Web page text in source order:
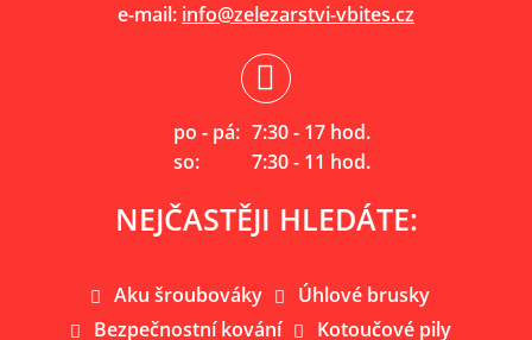
e-mail: info@zelezarstvi-vbites.cz
po - pá: 7:30 - 17 hod.
so:
7:30 - 11 hod.
NEJČASTĚJI HLEDÁTE:
Aku šroubováky
Úhlové brusky
Bezpečnostní kování
Kotoučové pily